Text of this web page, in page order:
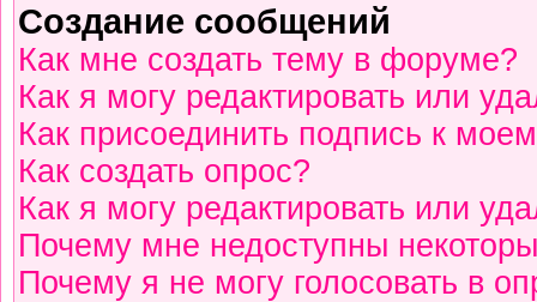
Создание сообщений
Как мне создать тему в форуме?
Как я могу редактировать или
Как присоединить подпись к
Как создать опрос?
Как я могу редактировать или
Почему мне недоступны
Почему я не могу голосовать в